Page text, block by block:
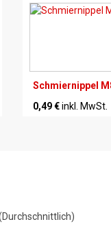
Schmiernippel
0,49 € inkl. MwSt.